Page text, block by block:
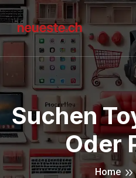
Suchen
Oder
Home